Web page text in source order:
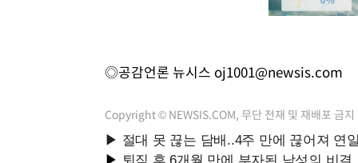
◎공감언론 뉴시스 oj1001@newsis.com
Copyright © NEWSIS.COM, 무단 전재 및 재배포 금지